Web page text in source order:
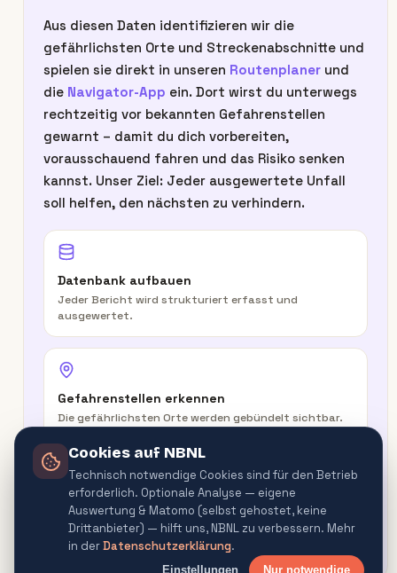
Aus diesen Daten identifizieren wir die
gefährlichsten Orte und Streckenabschnitte und
spielen sie direkt in unseren Routenplaner und
die Navigator-App ein. Dort wirst du unterwegs
rechtzeitig vor bekannten Gefahrenstellen
gewarnt – damit du dich vorbereiten,
vorausschauend fahren und das Risiko senken
kannst. Unser Ziel: Jeder ausgewertete Unfall
soll helfen, den nächsten zu verhindern.
Datenbank aufbauen
Jeder Bericht wird strukturiert erfasst und
ausgewertet.
Gefahrenstellen erkennen
Die gefährlichsten Orte werden gebündelt sichtbar.
In der Route warnen
Routenplaner & Navigator warnen vor
Gefahrenquellen.
Cookies auf NBNL
Technisch notwendige Cookies sind für den Betrieb
erforderlich. Optionale Analyse — eigene
Auswertung & Matomo (selbst gehostet, keine
Drittanbieter) — hilft uns, NBNL zu verbessern. Mehr
in derDatenschutzerklärung.
Einstellungen Nur notwendige